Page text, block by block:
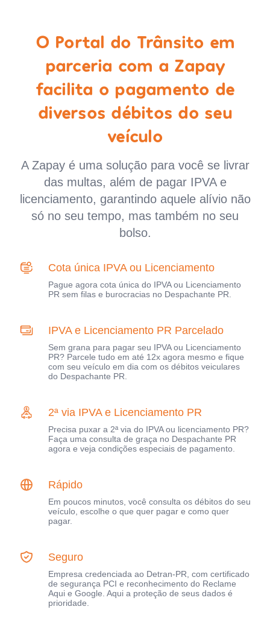
O Portal do Trânsito em
parceria com a Zapay
facilita o pagamento de
diversos débitos do seu
veículo
A Zapay é uma solução para você se livrar
das multas, além de pagar IPVA e
licenciamento, garantindo aquele alívio não
só no seu tempo, mas também no seu
bolso.
Cota única IPVA ou Licenciamento
Pague agora cota única do IPVA ou Licenciamento
PR sem filas e burocracias no Despachante PR.
IPVA e Licenciamento PR Parcelado
Sem grana para pagar seu IPVA ou Licenciamento
PR? Parcele tudo em até 12x agora mesmo e fique
com seu veículo em dia com os débitos veiculares
do Despachante PR.
2ª via IPVA e Licenciamento PR
Precisa puxar a 2ª via do IPVA ou licenciamento PR?
Faça uma consulta de graça no Despachante PR
agora e veja condições especiais de pagamento.
Rápido
Em poucos minutos, você consulta os débitos do seu
veículo, escolhe o que quer pagar e como quer
pagar.
Seguro
Empresa credenciada ao Detran-PR, com certificado
de segurança PCI e reconhecimento do Reclame
Aqui e Google. Aqui a proteção de seus dados é
prioridade.